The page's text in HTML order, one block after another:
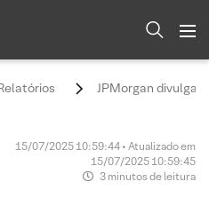
JPMorgan divulga
15/07/2025 10:59:44 • Atualizado em
15/07/2025 10:59:45
3 minutos de leitura